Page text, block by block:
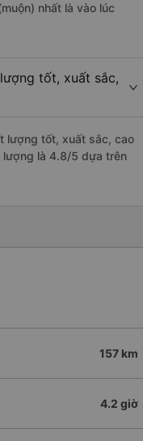
nhất là vào lúc
tốt, xuất sắc,
lượng tốt, xuất sắc, cao
lượng là 4.8/5 dựa trên
157 km
4.2 giờ